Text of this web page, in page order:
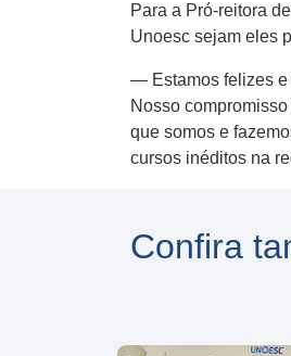
Para a Pró-reitora
Unoesc sejam eles
— Estamos felizes e
Nosso
que somos e
cursos inéditos na
Confira